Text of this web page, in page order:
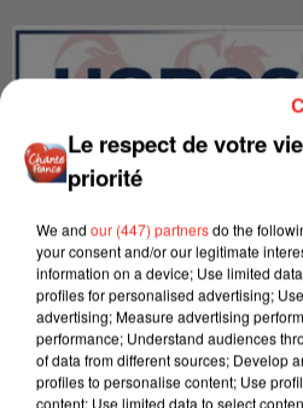
LES INTERVIEWS
FRANCE
Le respect de votre
priorité
We and our (447) partnersdo the
your consent and/or our legitimate
information on a device; Use limited
profiles for personalised advertising;
advertising; Measure advertising
performance; Understand audiences
of data from different sources; Develop
profiles to personalise content; Use
content; Use limited data to select